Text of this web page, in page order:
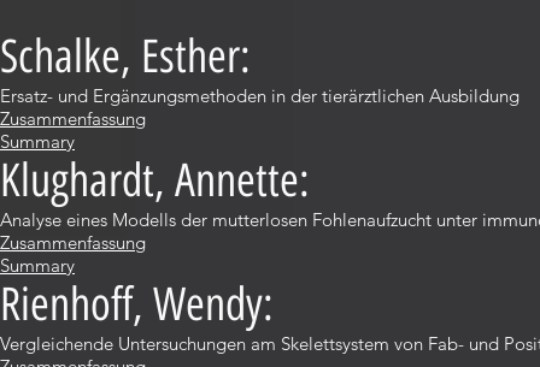
Schalke, Esther:
Ersatz- und Ergänzungsmethoden in der tierärztlichen Ausbildung
Zusammenfassung
Summary
Klughardt, Annette:
Analyse eines Modells der mutterlosen Fohlenaufzucht unter
Zusammenfassung
Summary
Rienhoff, Wendy:
Vergleichende Untersuchungen am Skelettsystem von Fab- und